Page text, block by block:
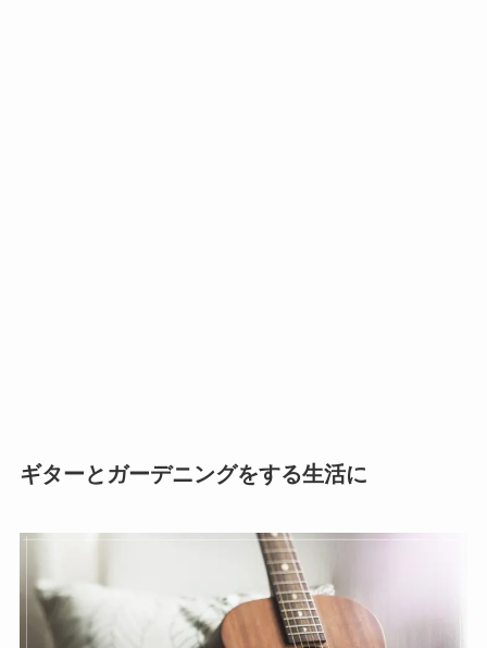
ギターとガーデニングをする生活に